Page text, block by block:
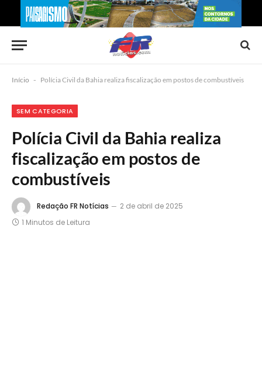
Início - Polícia Civil da Bahia realiza fiscalização em postos de combustíveis
SEM CATEGORIA
Polícia Civil da Bahia realiza
fiscalização em postos de
combustíveis
Redação FR Notícias
2 de abril de 2025
1 Minutos de Leitura